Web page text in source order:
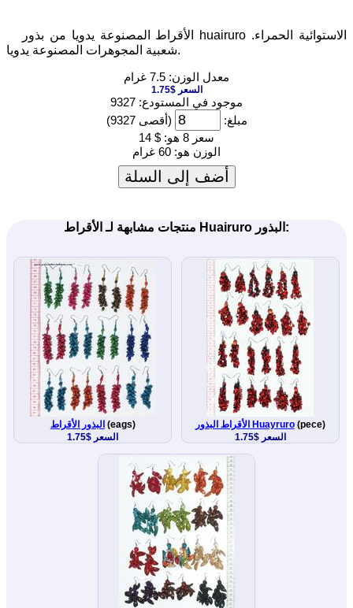
الأقراط المصنوعة يدويا من بذور huairuro الاستوائية الحمراء.
شعبية المجوهرات المصنوعة يدويا.
معدل الوزن: 7.5 غرام
السعر $1.75
موجود في المستودع: 9327
مبلغ:
(أقصى 9327)
سعر 8 هو:
$ 14
الوزن هو: 60 غرام
أضف إلى السلة
منتجات مشابهة لـ الأقراط Huairuro البذور:
البذور الأقراط (eags)
السعر $1.75
الأقراط البذور Huayruro(pece)
السعر $1.75